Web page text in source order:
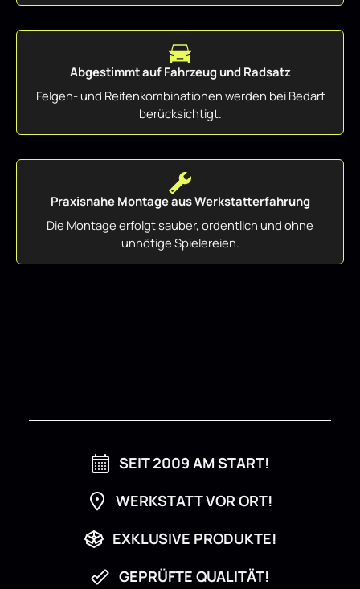
Abgestimmt auf Fahrzeug und Radsatz
Felgen- und Reifenkombinationen werden bei Bedarf
berücksichtigt.
Praxisnahe Montage aus Werkstatterfahrung
Die Montage erfolgt sauber, ordentlich und ohne
unnötige Spielereien.
SEIT 2009 AM START!
WERKSTATT VOR ORT!
EXKLUSIVE PRODUKTE!
GEPRÜFTE QUALITÄT!